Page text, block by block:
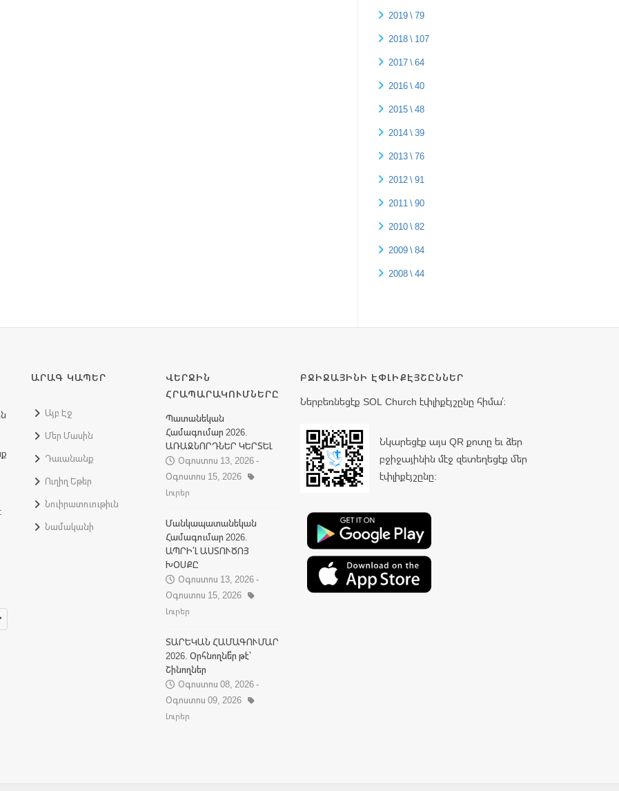
2019 \ 79
2018 \ 107
2017 \ 64
2016 \ 40
2015 \ 48
2014 \ 39
2013 \ 76
2012 \ 91
2011 \ 90
2010 \ 82
2009 \ 84
2008 \ 44
ԱՐԱԳ ԿԱՊԵՐ
Այբ Էջ
Մեր Մասին
Դաւանանք
Ուղիղ Եթեր
Նուիրատուութիւն
Նամականի
ՎԵՐՋԻՆ
ՀՐԱՊԱՐԱԿՈՒՄՆԵՐԸ
Պատանեկան
Համագումար 2026.
ԱՌԱՋՆՈՐԴՆԵՐ ԿԵՐՏԵԼ
Օգոստոս 13, 2026 -
Օգոստոս 15, 2026
Լուրեր
Մանկապատանեկան
Համագումար 2026.
ԱՊՐԻ՛Լ ԱՍՏՈՒԾՈՅ
ԽՕՍՔԸ
Օգոստոս 13, 2026 -
Օգոստոս 15, 2026
Լուրեր
ՏԱՐԵԿԱՆ ՀԱՄԱԳՈՒՄԱՐ
2026. Օրհնողնե՞ր թէ՝
Շինողներ
Օգոստոս 08, 2026 -
Օգոստոս 09, 2026
Լուրեր
ԲՋԻՋԱՅԻՆԻ ԷՓԼԻՔԷՅՇԸՆՆԵՐ
Ներբեռնեցէք SOL Church էփլիքէյշընը հիմա՛։
Նկարեցէք այս QR քոտը եւ ձեր
բջիջայինին մէջ զետեղեցէք մեր
էփլիքէյշընը: